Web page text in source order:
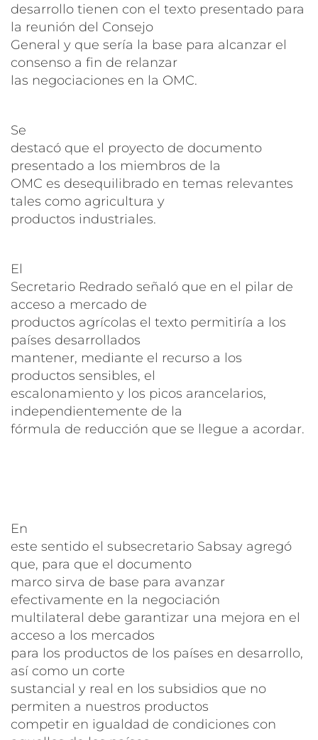
desarrollo tienen con el texto presentado para
la reunión del Consejo
General y que sería la base para alcanzar el
consenso a fin de relanzar
las negociaciones en la OMC.
Se
destacó que el proyecto de documento
presentado a los miembros de la
OMC es desequilibrado en temas relevantes
tales como agricultura y
productos industriales.
El
Secretario Redrado señaló que en el pilar de
acceso a mercado de
productos agrícolas el texto permitiría a los
países desarrollados
mantener, mediante el recurso a los
productos sensibles, el
escalonamiento y los picos arancelarios,
independientemente de la
fórmula de reducción que se llegue a acordar.
En
este sentido el subsecretario Sabsay agregó
que, para que el documento
marco sirva de base para avanzar
efectivamente en la negociación
multilateral debe garantizar una mejora en el
acceso a los mercados
para los productos de los países en desarrollo,
así como un corte
sustancial y real en los subsidios que no
permiten a nuestros productos
competir en igualdad de condiciones con